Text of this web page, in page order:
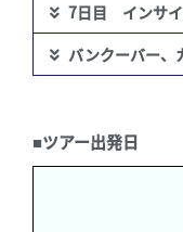
7日目 インサイ
バンクーバー、
■ツアー出発日